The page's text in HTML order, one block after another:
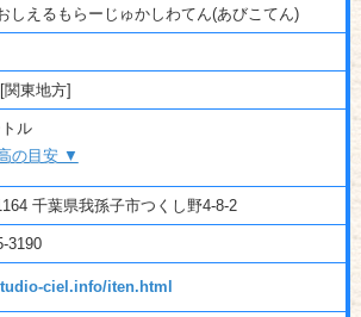
しえるもらーじゅかしわてん(あびこてん)
東地方]
ル
の目安 ▼
千葉県我孫子市つくし野4-8-2
3190
ciel.info/iten.html